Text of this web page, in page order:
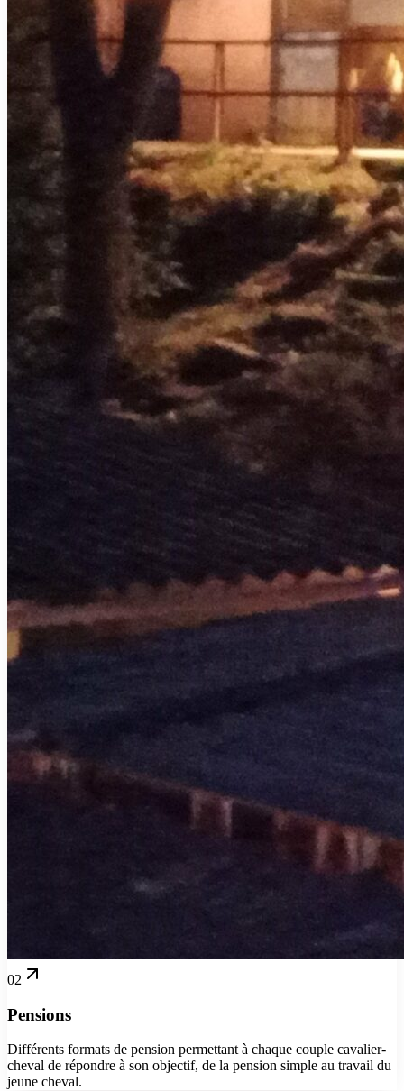
02
Pensions
Différents formats de pension permettant à chaque couple cavalier-
cheval de répondre à son objectif, de la pension simple au travail du
jeune cheval.